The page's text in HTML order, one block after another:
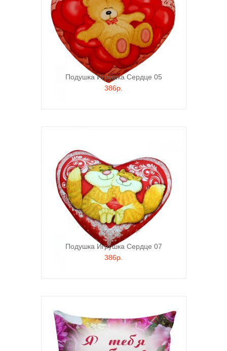
Подушка Игрушка Сердце 05
386р.
Подушка Игрушка Сердце 07
386р.